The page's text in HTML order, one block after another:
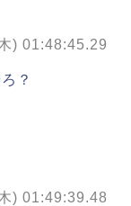
) 01:48:45.29
？
) 01:49:39.48